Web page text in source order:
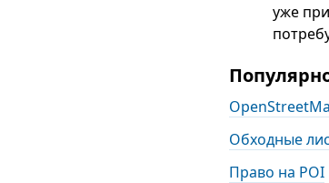
уже
Обходные
Право на POI